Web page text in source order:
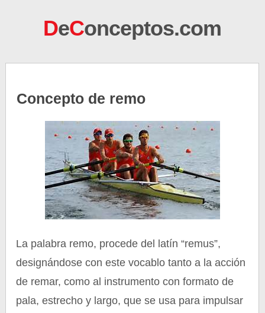
DeConceptos.com
Concepto de remo
La palabra remo, procede del latín “remus”,
designándose con este vocablo tanto a la acción
de remar, como al instrumento con formato de
pala, estrecho y largo, que se usa para impulsar